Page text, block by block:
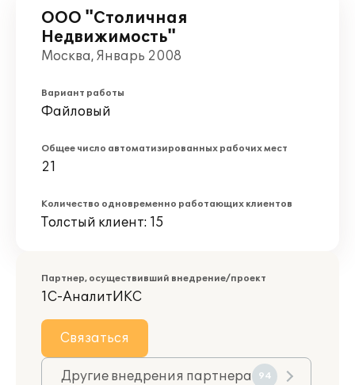
ООО "Столичная
Недвижимость"
Москва, Январь 2008
Вариант работы
Файловый
Общее число автоматизированных рабочих мест
21
Количество одновременно работающих клиентов
Толстый клиент: 15
Партнер, осуществивший внедрение/проект
1С-АналитИКС
Связаться
Другие внедрения партнера 94